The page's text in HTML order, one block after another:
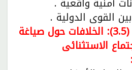
رابعا : تحليل القرار (3.5): الخلافات حول صياغة
الاستثنائى